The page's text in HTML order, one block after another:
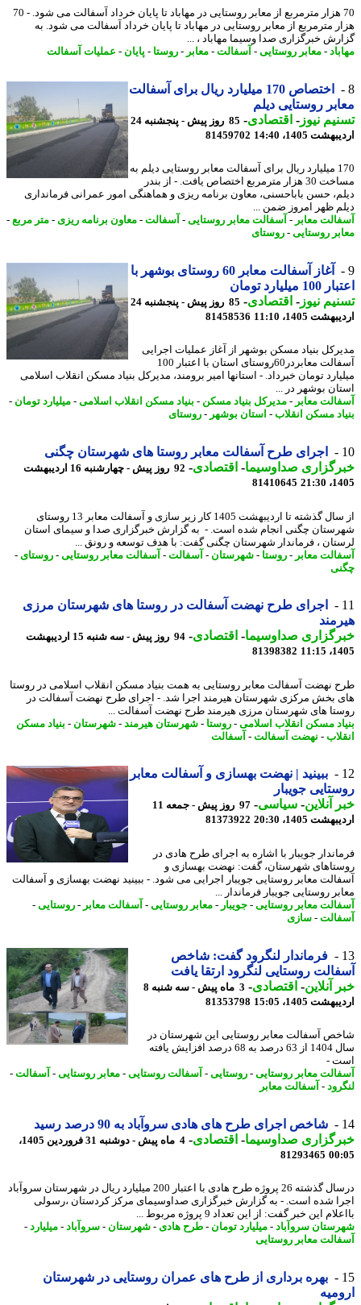
70 هزار مترمربع از معابر روستایی در مهاباد تا پایان خرداد آسفالت می شود. - 70
مترمربع از معابر روستایی در مهاباد تا پایان خرداد آسفالت می شود. به
خبرگزاری صدا وسیما مهاباد ، ...
-معابر روستایی-آسفالت-معابر-روستا-پایان-عملیات آسفالت
اختصاص 170 میلیارد ریال برای آسفالت
روستایی دیلم
نیوز-اقتصادی-
85 روز پیش - پنجشنبه 24
1405، 14:40
81459702
170 میلیارد ریال برای آسفالت معابر روستایی دیلم به
مساخت 30 هزار مترمربع اختصاص یافت. - از بندر
حسن باباحسنی، معاون برنامه ریزی و هماهنگی امور عمرانی فرمانداری
ظهر امروز ضمن ...
معابر-آسفالت معابر روستایی-آسفالت-معاون برنامه ریزی - متر مربع-
روستایی-روستای
آغاز آسفالت معابر 60 روستای بوشهر با
تومان
نیوز-اقتصادی-
85 روز پیش - پنجشنبه 24
1405، 11:10
81458536
بنیاد مسکن بوشهر از آغاز عملیات اجرایی
آسفالت معابردر60روستای استان با اعتبار 100
تومان خبرداد. - استانها امیر برومند، مدیرکل بنیاد مسکن انقلاب اسلامی
بوشهر در ...
معابر-مدیرکل بنیاد مسکن-بنیاد مسکن انقلاب اسلامی-میلیارد تومان-
مسکن انقلاب-استان بوشهر-روستای
اجرای طرح آسفالت معابر روستا های شهرستان چگنی
صداوسیما-اقتصادی-
92 روز پیش - چهارشنبه 16 اردیبهشت
81410645
از سال گذشته تا اردیبهشت 1405 کار زیر سازی و آسفالت معابر 13 روستای
چگنی انجام شده است. - به گزارش خبرگزاری صدا و سیمای استان
، فرماندار شهرستان چگنی گفت: با هدف توسعه و رونق ...
معابر-روستا-شهرستان-آسفالت-آسفالت معابر روستایی-روستای-
اجرای طرح نهضت آسفالت در روستا های شهرستان مرزی
صداوسیما-اقتصادی-
94 روز پیش - سه شنبه 15 اردیبهشت
81398382
نهضت آسفالت معابر روستایی به همت بنیاد مسکن انقلاب اسلامی در روستا
بخش مرکزی شهرستان هیرمند اجرا شد. - اجرای طرح نهضت آسفالت در
های شهرستان مرزی هیرمند طرح نهضت آسفالت ...
مسکن انقلاب اسلامی-روستا-شهرستان هیرمند-شهرستان-بنیاد مسکن
-نهضت آسفالت-آسفالت
ببینید | نهضت بهسازی و آسفالت معابر
جویبار
آنلاین-سیاسی-
97 روز پیش - جمعه 11
1405، 20:30
81373922
جویبار با اشاره به اجرای طرح هادی در
شهرستان، گفت: نهضت بهسازی و
معابر روستایی جویبار اجرایی می شود. - ببینید نهضت بهسازی و آسفالت
روستایی جویبار فرماندار ...
معابر روستایی-جویبار-معابر روستایی-آسفالت معابر-روستایی-
-سازی
فرماندار لنگرود گفت: شاخص
روستایی لنگرود ارتقا یافت
آنلاین-اقتصادی-
3 ماه پیش - سه شنبه 8
1405، 15:05
81353798
آسفالت معابر روستایی این شهرستان در
سال 1404 از 63 درصد به 68 درصد افزایش یافته
-
معابر روستایی-روستایی-آسفالت روستایی-معابر روستایی-آسفالت-
- آسفالت معابر
شاخص اجرای طرح های هادی سروآباد به 90 درصد رسید
صداوسیما-اقتصادی-
4 ماه پیش - دوشنبه 31 فروردین 1405،
81293465
درسال گذشته 26 پروژه طرح هادی با اعتبار 200 میلیارد ریال در شهرستان سروآباد
شده است. - به گزارش خبرگزاری صداوسیمای مرکز کردستان ،رسولی
این خبر گفت: از این تعداد 9 پروژه مربوط ...
سروآباد - میلیارد تومان-طرح هادی-شهرستان-سروآباد - میلیارد-
معابر روستایی
بهره برداری از طرح های عمران روستایی در شهرستان